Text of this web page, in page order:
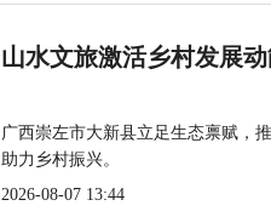
山水文旅激活乡村发展
广西崇左市大新县立足生态禀赋，
助力乡村振兴。
2026-08-07 13:44